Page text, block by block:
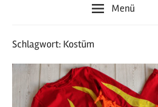
Menü
Schlagwort: Kostüm